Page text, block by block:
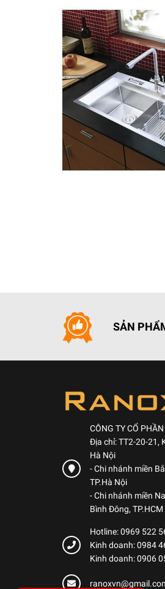
SẢN
CÔNG TY CỔ
Địa chỉ: TT2-20-21,
Hà Nội
- Chi nhánh miền
TP.Hà Nội
- Chi nhánh miền
Bình Đông, TP.HCM
Hotline: 0969 522
Kinh doanh: 0984
Kinh doanh: 0906